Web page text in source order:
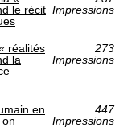
le récit Impressions
réalités
la
273
Impressions
en
on
447
Impressions